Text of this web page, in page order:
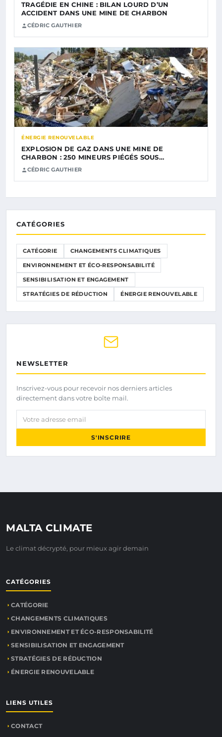
TRAGÉDIE EN CHINE : BILAN LOURD D’UN
ACCIDENT DANS UNE MINE DE CHARBON
CÉDRIC GAUTHIER
ÉNERGIE RENOUVELABLE
EXPLOSION DE GAZ DANS UNE MINE DE
CHARBON : 250 MINEURS PIÉGÉS SOUS…
CÉDRIC GAUTHIER
CATÉGORIES
CATÉGORIE CHANGEMENTS CLIMATIQUES
ENVIRONNEMENT ET ÉCO-RESPONSABILITÉ
SENSIBILISATION ET ENGAGEMENT
STRATÉGIES DE RÉDUCTION ÉNERGIE RENOUVELABLE
NEWSLETTER
Inscrivez-vous pour recevoir nos derniers articles
directement dans votre boîte mail.
Votre adresse email
S'INSCRIRE
MALTA CLIMATE
Le climat décrypté, pour mieux agir demain
CATÉGORIES
CATÉGORIE
CHANGEMENTS CLIMATIQUES
ENVIRONNEMENT ET ÉCO-RESPONSABILITÉ
SENSIBILISATION ET ENGAGEMENT
STRATÉGIES DE RÉDUCTION
ÉNERGIE RENOUVELABLE
LIENS UTILES
CONTACT